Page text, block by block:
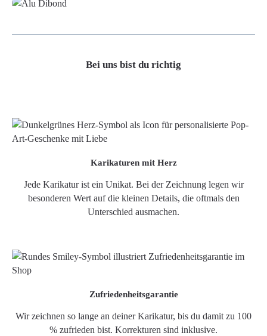
Bei uns bist du richtig
Karikaturen mit Herz
Jede Karikatur ist ein Unikat. Bei der Zeichnung legen wir
besonderen Wert auf die kleinen Details, die oftmals den
Unterschied ausmachen.
Zufriedenheitsgarantie
Wir zeichnen so lange an deiner Karikatur, bis du damit zu 100
% zufrieden bist. Korrekturen sind inklusive.